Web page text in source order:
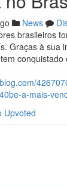
News
brasileiros
Graças à sua
conquistado
a-mais-
Upvoted